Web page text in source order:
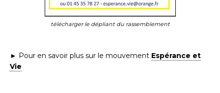
télécharger le dépliant du rassemblement
► Pour en savoir plus sur le mouvement Espérance et
Vie